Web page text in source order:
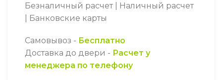
Безналичный расчет | Наличный расчет
| Банковские карты
Самовывоз - Бесплатно
Доставка до двери - Расчет у
менеджера по телефону